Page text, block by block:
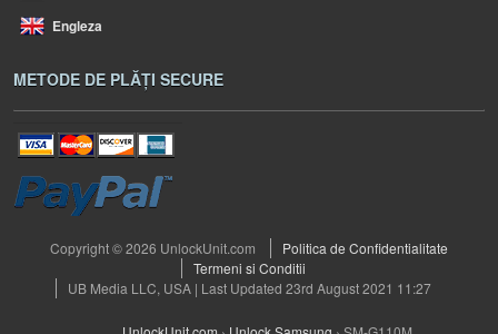
Engleza
METODE DE PLĂȚI SECURE
Copyright © 2026 UnlockUnit.com
Politica de Confidentialitate
Termeni si Conditii
UB Media LLC, USA | Last Updated 23rd August 2021 11:27